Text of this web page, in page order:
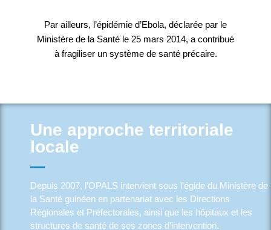
Par ailleurs, l’épidémie d’Ebola, déclarée par le
Ministère de la Santé le 25 mars 2014, a contribué
à fragiliser un système de santé précaire.
Une approche territoriale
locale
Depuis 2007, l’OPALS intervient sous l’égide du Ministère de
la Santé guinéen en partenariat avec les Directions
Régionales et Préfectorales, ainsi que les hôpitaux et les
structures de santé de ses zones d’intervention.